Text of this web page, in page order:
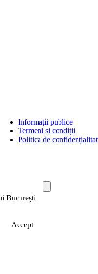
Informații publice
Termeni și condiții
Politica de
București
Accept